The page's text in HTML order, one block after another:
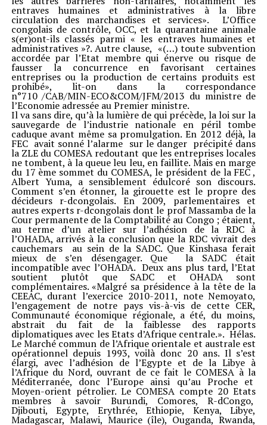
entraves humaines et administratives à la libre
circulation des marchandises et services». L’Office
congolais de contrôle, OCC, et la quarantaine animale
s(er)ont-ils classés parmi « les entraves humaines et
administratives »?. Autre clause, «(…) toute subvention
accordée par l’Etat membre qui énerve ou risque de
fausser la concurrence en favorisant certaines
entreprises ou la production de certains produits est
prohibé», lit-on dans la correspondance
n°710 /CAB/MIN-ECO&COM/JFM/2013 du ministre de
l’Economie adressée au Premier ministre.
Il va sans dire, qu’à la lumière de qui précède, la loi sur la
sauvegarde de l’industrie nationale en péril tombe
caduque avant même sa promulgation. En 2012 déjà, la
FEC avait sonné l’alarme sur le danger précipité dans
la ZLE du COMESA redoutant que les entreprises locales
ne tombent, à la queue leu leu, en faillite. Mais en marge
du 17 ème sommet du COMESA, le président de la FEC ,
Albert Yuma, a sensiblement édulcoré son discours.
Comment s’en étonner, la girouette est le propre des
décideurs r-dcongolais. En 2009, parlementaires et
autres experts r-dcongolais dont le prof Massamba de la
Cour permanente de la Comptabilité au Congo ; étaient,
au terme d’un atelier sur l’adhésion de la RDC à
l’OHADA, arrivés à la conclusion que la RDC vivrait des
cauchemars au sein de la SADC. Que Kinshasa ferait
mieux de s’en désengager. Que la SADC était
incompatible avec l’OHADA. Deux ans plus tard, l’Etat
soutient plutôt que SADC et OHADA sont
complémentaires. «Malgré sa présidence à la tête de la
CEEAC, durant l’exercice 2010-2011, note Nemoyato,
l’engagement de notre pays vis-à-vis de cette CER,
Communauté économique régionale, a été, du moins,
abstrait du fait de la faiblesse des rapports
diplomatiques avec les Etats d’Afrique centrale.». Hélas.
Le Marché commun de l’Afrique orientale et australe est
opérationnel depuis 1993, voilà donc 20 ans. Il s’est
élargi, avec l’adhésion de l’Egypte et de la Libye à
l’Afrique du Nord, ouvrant de ce fait le COMESA à la
Méditerranée, donc l’Europe ainsi qu’au Proche et
Moyen-orient pétrolier. Le COMESA compte 20 Etats
membres à savoir Burundi, Comores, R-dCongo,
Djibouti, Egypte, Erythrée, Ethiopie, Kenya, Libye,
Madagascar, Malawi, Maurice (île), Ouganda, Rwanda,